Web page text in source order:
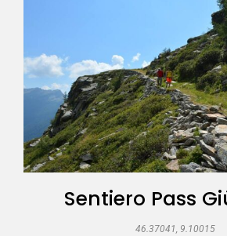
Sentiero Pass
46.37041, 9.10015